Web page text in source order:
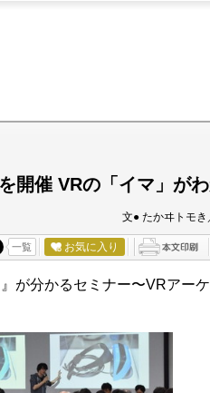
開催 VRの「イマ」が
文● たかヰトモ
一覧 お気に入り
分かるセミナー〜VRアーケ